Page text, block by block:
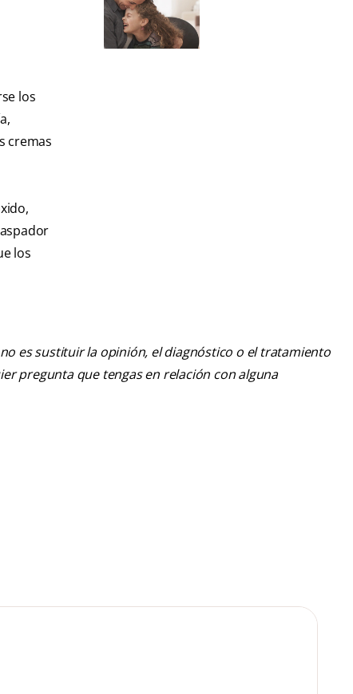
los
cremas
los
es sustituir la opinión, el diagnóstico o el tratamiento
pregunta que tengas en relación con alguna